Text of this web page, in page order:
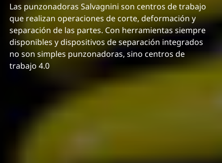
Las punzonadoras Salvagnini son centros de trabajo
que realizan operaciones de corte, deformación y
separación de las partes. Con herramientas siempre
disponibles y dispositivos de separación integrados
no son simples punzonadoras, sino centros de
trabajo 4.0